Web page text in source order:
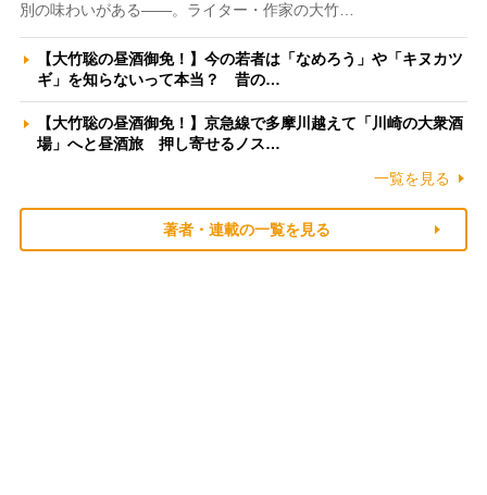
別の味わいがある――。ライター・作家の大竹…
【大竹聡の昼酒御免！】今の若者は「なめろう」や「キヌカツ
ギ」を知らないって本当？ 昔の…
【大竹聡の昼酒御免！】京急線で多摩川越えて「川崎の大衆酒
場」へと昼酒旅 押し寄せるノス…
一覧を見る
著者・連載の一覧を見る